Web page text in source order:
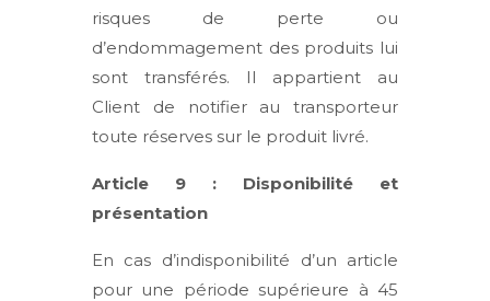
risques de perte ou
d’endommagement des produits lui
sont transférés. Il appartient au
Client de notifier au transporteur
toute réserves sur le produit livré.
Article 9 : Disponibilité et
présentation
En cas d’indisponibilité d’un article
pour une période supérieure à 45